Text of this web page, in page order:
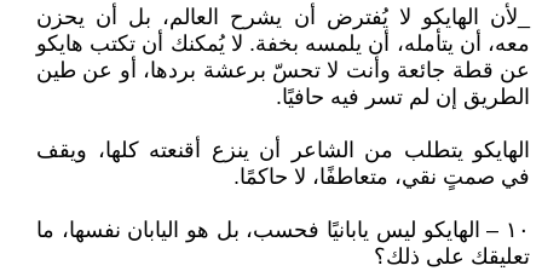
_لأن الهايكو لا يُفترض أن يشرح العالم، بل أن يحزن
معه، أن يتأمله، أن يلمسه بخفة. لا يُمكنك أن تكتب هايكو
عن قطة جائعة وأنت لا تحسّ برعشة بردها، أو عن طين
الطريق إن لم تسر فيه حافيًا.
الهايكو يتطلب من الشاعر أن ينزع أقنعته كلها، ويقف
في صمتٍ نقي، متعاطفًا، لا حاكمًا.
١٠ – الهايكو ليس يابانيًا فحسب، بل هو اليابان نفسها، ما
تعليقك على ذلك؟